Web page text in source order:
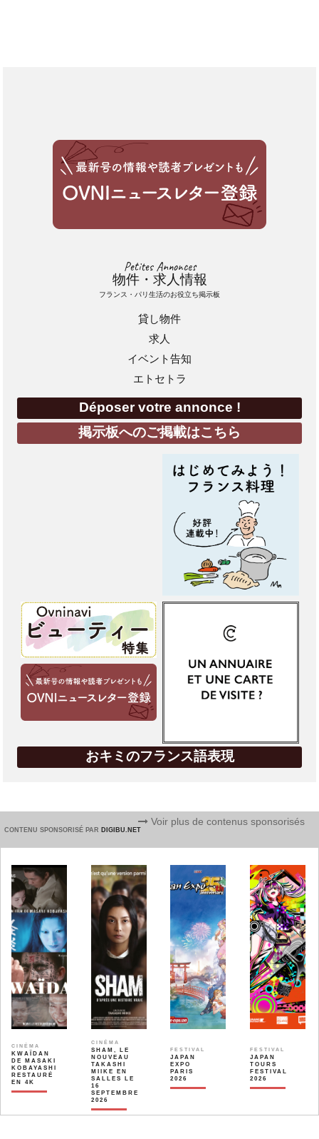
Petites Annonces
物件・求人情報
フランス・パリ生活のお役立ち掲示板
貸し物件
求人
イベント告知
エトセトラ
Déposer votre annonce !
掲示板へのご掲載はこちら
おキミのフランス語表現
CONTENU SPONSORISÉ PAR DIGIBU.NET
Voir plus de contenus sponsorisés
CINÉMA
KWAÏDAN
DE MASAKI
KOBAYASHI
RESTAURÉ
EN 4K
CINÉMA
SHAM, LE
NOUVEAU
TAKASHI
MIIKE EN
SALLES LE
16
SEPTEMBRE
2026
FESTIVAL
JAPAN
EXPO
PARIS
2026
FESTIVAL
JAPAN
TOURS
FESTIVAL
2026